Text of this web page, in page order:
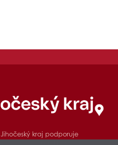
Jihočeský kraj podporuje